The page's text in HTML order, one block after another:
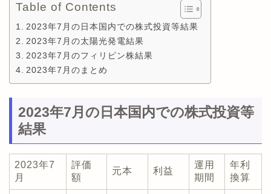
Table of Contents
2023年7月の日本国内での株式投資等結果
2023年7月の太陽光発電結果
2023年7月のフィリピン株結果
2023年7月のまとめ
2023年7月の日本国内での株式投資等
結果
2023年7
月
評価
額
元本 利益
運用
期間
年利
換算